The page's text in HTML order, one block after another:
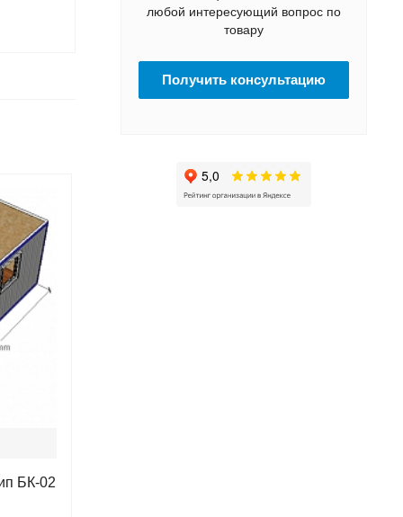
БК-02
любой интересующий вопрос по
товару
Получить консультацию